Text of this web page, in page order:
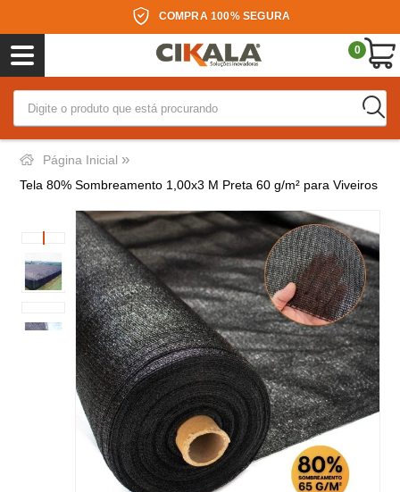
COMPRA 100% SEGURA
0
Página Inicial »
Tela 80% Sombreamento 1,00x3 M Preta 60 g/m² para Viveiros